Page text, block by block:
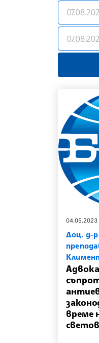
news.filter.to
04.05.2023
Доц. д-
време